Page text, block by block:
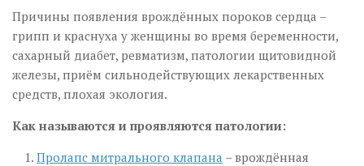
Причины появления врождённых пороков сердца –
грипп и краснуха у женщины во время беременности,
сахарный диабет, ревматизм, патологии щитовидной
железы, приём сильнодействующих лекарственных
средств, плохая экология.
Как называются и проявляются патологии:
Пролапс митрального клапана – врождённая